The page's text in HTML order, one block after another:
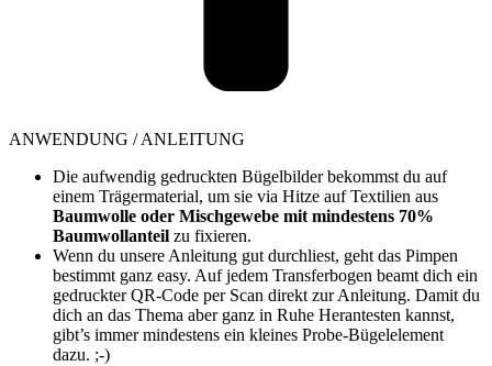
ANWENDUNG / ANLEITUNG
Die aufwendig gedruckten Bügelbilder bekommst du auf
einem Trägermaterial, um sie via Hitze auf Textilien aus
Baumwolle oder Mischgewebe mit mindestens 70%
Baumwollanteil zu fixieren.
Wenn du unsere Anleitung gut durchliest, geht das Pimpen
bestimmt ganz easy. Auf jedem Transferbogen beamt dich ein
gedruckter QR-Code per Scan direkt zur Anleitung. Damit du
dich an das Thema aber ganz in Ruhe Herantesten kannst,
gibt’s immer mindestens ein kleines Probe-Bügelelement
dazu. ;-)